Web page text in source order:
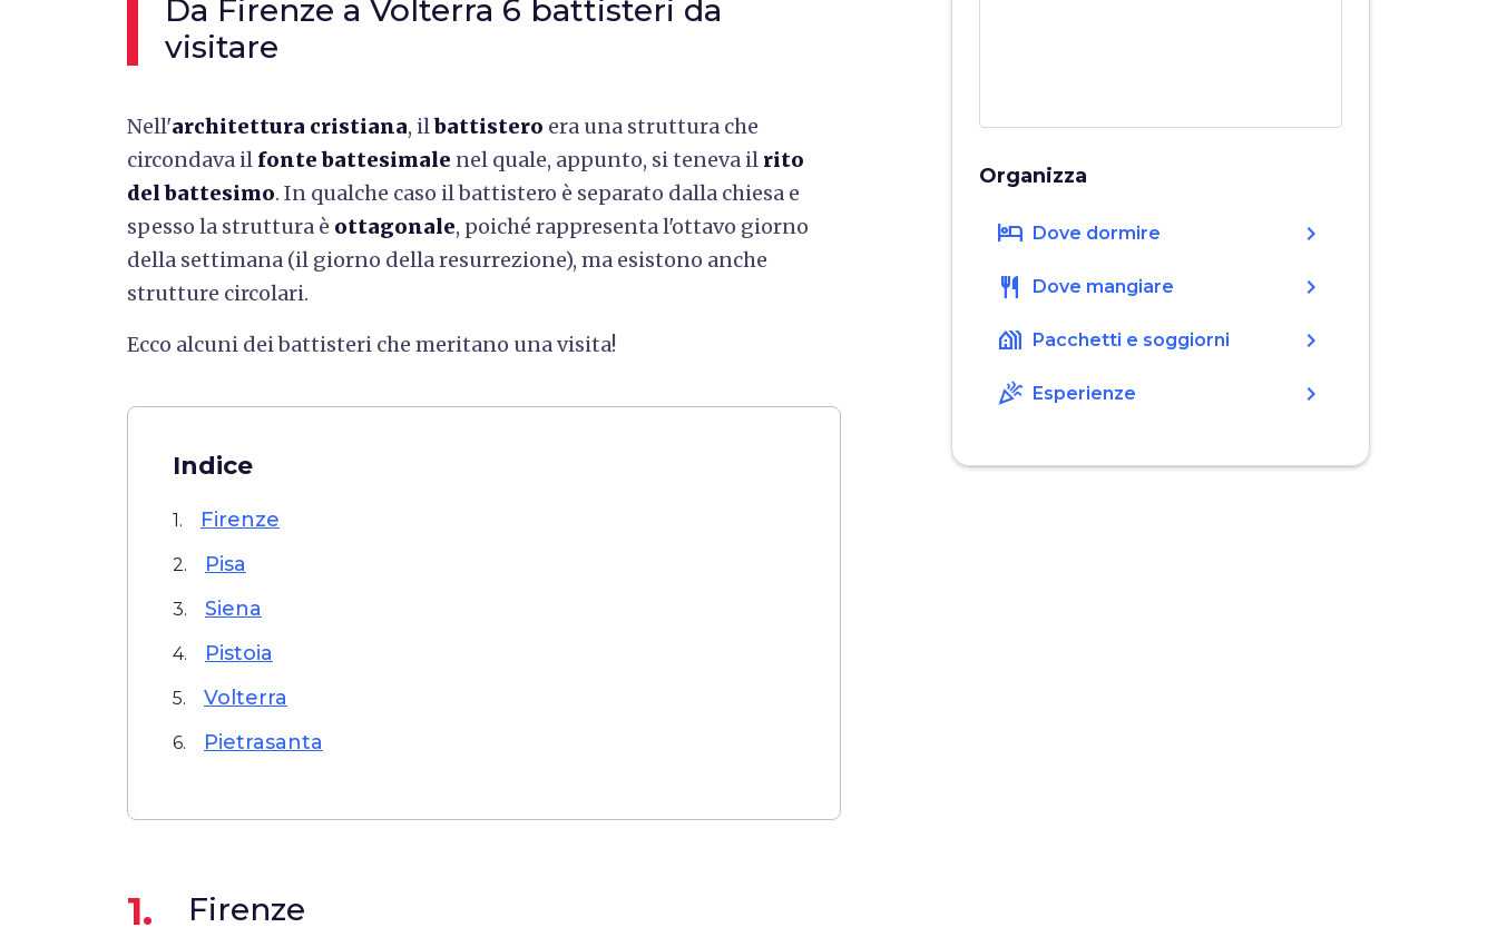
Da Firenze a Volterra 6 battisteri da
visitare
Nell'architettura cristiana, ilbattistero era una struttura che
circondava il fonte battesimale nel quale, appunto, si teneva il rito
del battesimo. In qualche caso il battistero è separato dalla chiesa e
spesso la struttura è ottagonale, poiché rappresenta l'ottavo giorno
della settimana (il giorno della resurrezione), ma esistono anche
strutture circolari.
Ecco alcuni dei battisteri che meritano una visita!
Indice
1. Firenze
2. Pisa
3. Siena
4. Pistoia
5. Volterra
6. Pietrasanta
1. Firenze
Organizza
hotel Dove dormire chevron_right
restaurant Dove mangiare chevron_right
holiday_village Pacchetti e soggiorni chevron_right
celebration Esperienze chevron_right